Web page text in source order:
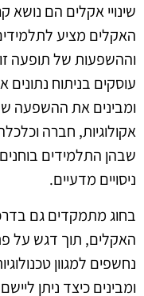
שינויי אקלים הם נושא
האקלים מציע
וההשפעות של תופעה
עוסקים בניתוח נתונים
ומבינים את ההשפעה
אקולוגיות, חברה
שבהן התלמידים
ניסויים מדעיים.
בחוג מתמקדים גם
האקלים, תוך דגש על
נחשפים למגוון
ומבינים כיצד ניתן